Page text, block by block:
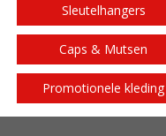
Sleutelhangers
Caps & Mutsen
Promotionele kleding